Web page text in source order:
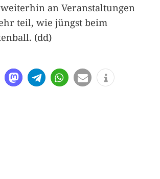
an Veranstaltungen
teil, wie jüngst beim
(dd)